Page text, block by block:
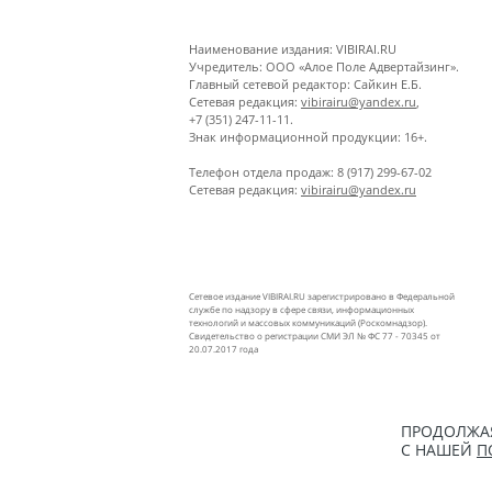
Наименование издания: VIBIRAI.RU
Учредитель: ООО «Алое Поле Адвертайзинг».
Главный сетевой редактор: Сайкин Е.Б.
Сетевая редакция: vibirairu@yandex.ru
+7 (351) 247-11-11.
Знак информационной продукции: 16+.
Телефон отдела продаж: 8 (917) 299-67-02
Сетевая редакция: vibirairu@yandex.ru
Сетевое издание VIBIRAI.RU зарегистрировано в Федеральной
службе по надзору в сфере связи, информационных
технологий и массовых коммуникаций (Роскомнадзор).
Свидетельство о регистрации СМИ ЭЛ № ФС 77 - 70345 от
20.07.2017 года
С НАШЕЙ